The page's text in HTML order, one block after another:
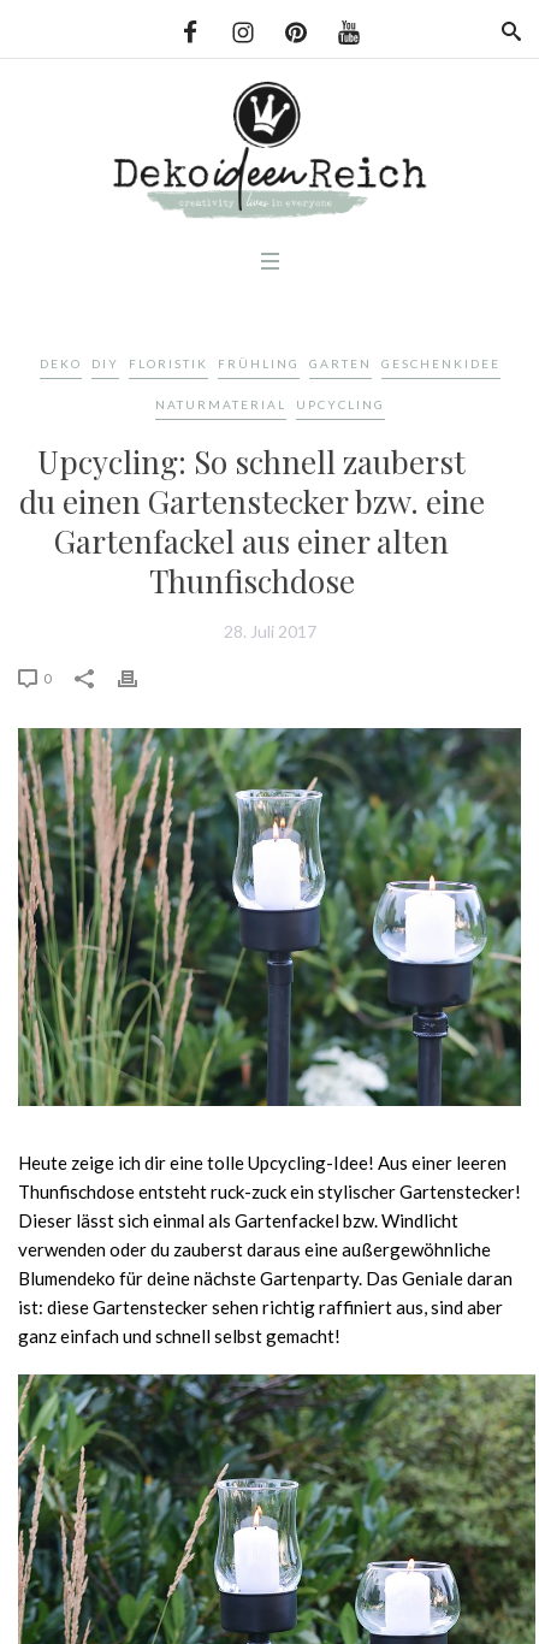
DEKO DIY FLORISTIK FRÜHLING GARTEN GESCHENKIDEE
NATURMATERIAL UPCYCLING
Upcycling: So schnell zauberst
du einen Gartenstecker bzw. eine
Gartenfackel aus einer alten
Thunfischdose
28. Juli 2017
0
Heute zeige ich dir eine tolle Upcycling-Idee! Aus einer leeren
Thunfischdose entsteht ruck-zuck ein stylischer Gartenstecker!
Dieser lässt sich einmal als Gartenfackel bzw. Windlicht
verwenden oder du zauberst daraus eine außergewöhnliche
Blumendeko für deine nächste Gartenparty. Das Geniale daran
ist: diese Gartenstecker sehen richtig raffiniert aus, sind aber
ganz einfach und schnell selbst gemacht!